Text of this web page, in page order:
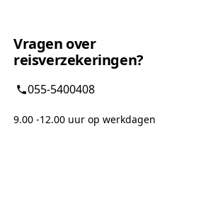
Vragen over
reisverzekeringen?
055-5400408
9.00 -12.00 uur op werkdagen